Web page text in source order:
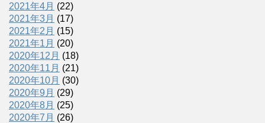
2021年4月 (22)
2021年3月 (17)
2021年2月 (15)
2021年1月 (20)
2020年12月 (18)
2020年11月 (21)
2020年10月 (30)
2020年9月 (29)
2020年8月 (25)
2020年7月 (26)